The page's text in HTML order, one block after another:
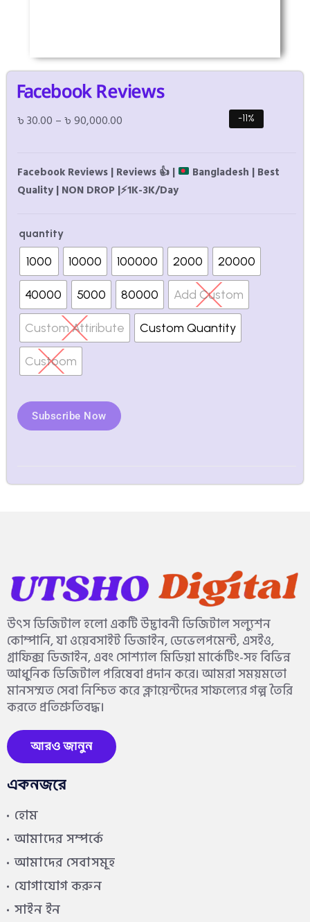
Facebook Reviews
৳30.00 –৳90,000.00 -11%
Facebook Reviews | Reviews 👍 |
Bangladesh | Best
Quality | NON DROP |⚡1K-3K/Day
quantity
1000 10000 100000 2000 20000
40000 5000 80000 Add Custom
Custom Attiribute Custom Quantity
Custoom
Subscribe Now
উৎস ডিজিটাল হলো একটি উদ্ভাবনী ডিজিটাল সল্যুশন
কোম্পানি, যা ওয়েবসাইট ডিজাইন, ডেভেলপমেন্ট, এসইও,
গ্রাফিক্স ডিজাইন, এবং সোশ্যাল মিডিয়া মার্কেটিং-সহ বিভিন্ন
আধুনিক ডিজিটাল পরিষেবা প্রদান করে। আমরা সময়মতো
মানসম্মত সেবা নিশ্চিত করে ক্লায়েন্টদের সাফল্যের গল্প তৈরি
করতে প্রতিশ্রুতিবদ্ধ।
আরও জানুন
একনজরে
হোম
আমাদের সম্পর্কে
আমাদের সেবাসমূহ
যোগাযোগ করুন
সাইন ইন